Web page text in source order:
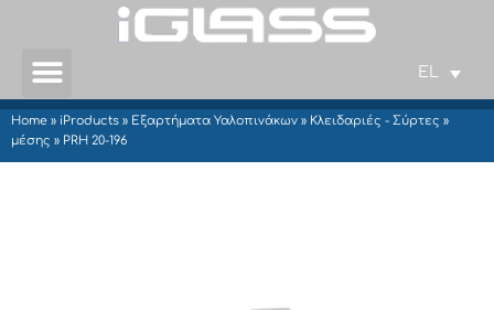
EL
Home » iProducts » Εξαρτήματα Υαλοπινάκων » Κλειδαριές - Σύρτες »
μέσης » PRH 20-196